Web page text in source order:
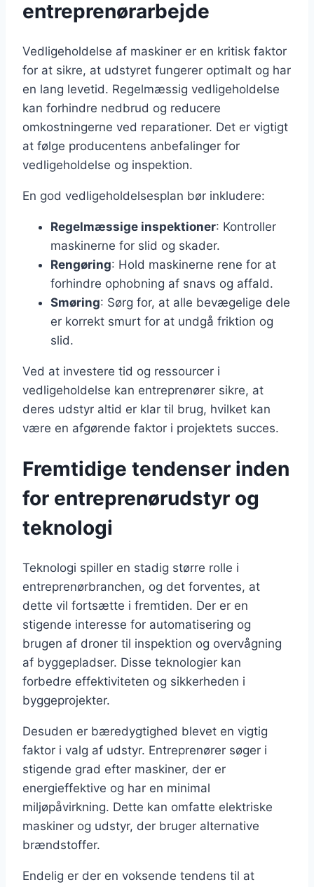
entreprenørarbejde
Vedligeholdelse af maskiner er en kritisk faktor
for at sikre, at udstyret fungerer optimalt og har
en lang levetid. Regelmæssig vedligeholdelse
kan forhindre nedbrud og reducere
omkostningerne ved reparationer. Det er vigtigt
at følge producentens anbefalinger for
vedligeholdelse og inspektion.
En god vedligeholdelsesplan bør inkludere:
Regelmæssige inspektioner: Kontroller
maskinerne for slid og skader.
Rengøring: Hold maskinerne rene for at
forhindre ophobning af snavs og affald.
Smøring: Sørg for, at alle bevægelige dele
er korrekt smurt for at undgå friktion og
slid.
Ved at investere tid og ressourcer i
vedligeholdelse kan entreprenører sikre, at
deres udstyr altid er klar til brug, hvilket kan
være en afgørende faktor i projektets succes.
Fremtidige tendenser inden
for entreprenørudstyr og
teknologi
Teknologi spiller en stadig større rolle i
entreprenørbranchen, og det forventes, at
dette vil fortsætte i fremtiden. Der er en
stigende interesse for automatisering og
brugen af droner til inspektion og overvågning
af byggepladser. Disse teknologier kan
forbedre effektiviteten og sikkerheden i
byggeprojekter.
Desuden er bæredygtighed blevet en vigtig
faktor i valg af udstyr. Entreprenører søger i
stigende grad efter maskiner, der er
energieffektive og har en minimal
miljøpåvirkning. Dette kan omfatte elektriske
maskiner og udstyr, der bruger alternative
brændstoffer.
Endelig er der en voksende tendens til at